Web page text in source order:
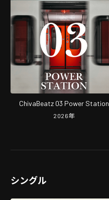
ChivaBeatz 03 Power Station
2026年
シングル